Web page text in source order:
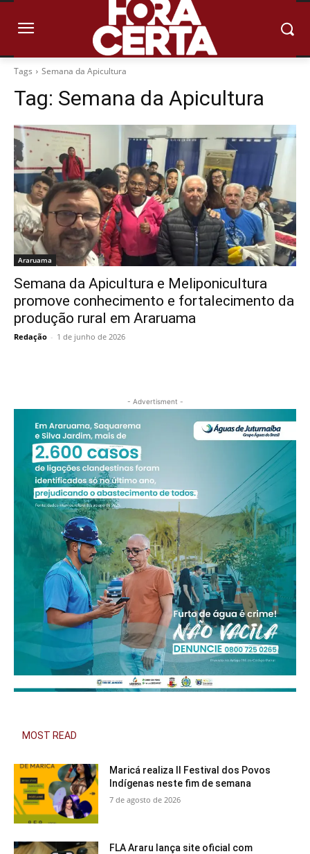
Tags Semana da Apicultura
Tag: Semana da Apicultura
Araruama
Semana da Apicultura e Meliponicultura
promove conhecimento e fortalecimento da
produção rural em Araruama
Redação - 1 de junho de 2026
- Advertisment -
MOST READ
Maricá realiza II Festival dos Povos
Indígenas neste fim de semana
7 de agosto de 2026
FLA Araru lança site oficial com